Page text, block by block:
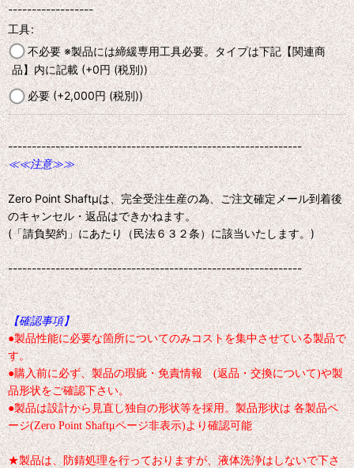
------------------
工具:
不必要 ※製品には締緩専用工具必要。タイプは下記【関連商
品】内に記載(+0円 (税別))
必要(+2,000円 (税別))
--------------------------------------------------------------
≪≪注意≫≫
Zero Point Shaftμは、完全受注生産の為、ご注文確定メール到着後
のキャンセル・返品はできかねます。
(「請負契約」にあたり（民法６３２条）に該当いたします。)
--------------------------------------------------------------
【確認事項】
●製品性能に必要な箇所についてのみコストを集中させている製品で
す。
●購入前に必ず、製品の瑕疵・免責情報 (返品・交換について)や製
品形状をご確認下さい。
●製品は設計から見直し独自の形状等を採用。製品形状は 各製品ペ
ージ(Zero Point Shaftμページ非表示)より確認可能
★製品は、防錆処理を行っておりますが、液体洗浄はしないで下さ